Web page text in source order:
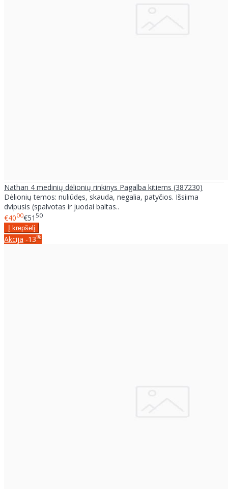
Nathan 4 medinių dėlionių rinkinys Pagalba kitiems (387230)
Dėlionių temos: nuliūdęs, skauda, negalia, patyčios. Išsiima
dvipusis (spalvotas ir juodai baltas..
€4000€51 50
Akcija -13%